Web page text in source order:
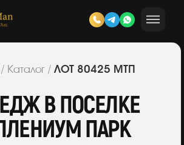
/ Каталог / ЛОТ 80425 МТП
В ПОСЕЛКЕ
ПАРК